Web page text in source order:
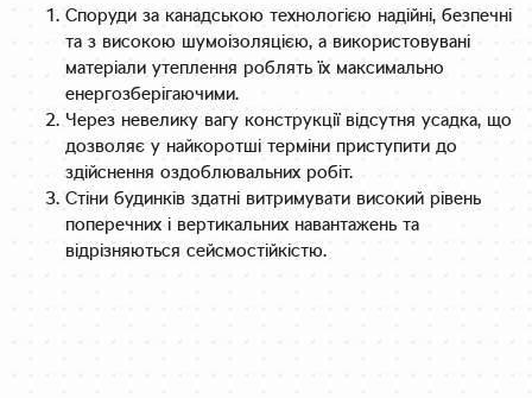
Споруди за канадською технологією надійні, безпечні
та з високою шумоізоляцією, а використовувані
матеріали утеплення роблять їх максимально
енергозберігаючими.
Через невелику вагу конструкції відсутня усадка, що
дозволяє у найкоротші терміни приступити до
здійснення оздоблювальних робіт.
Стіни будинків здатні витримувати високий рівень
поперечних і вертикальних навантажень та
відрізняються сейсмостійкістю.